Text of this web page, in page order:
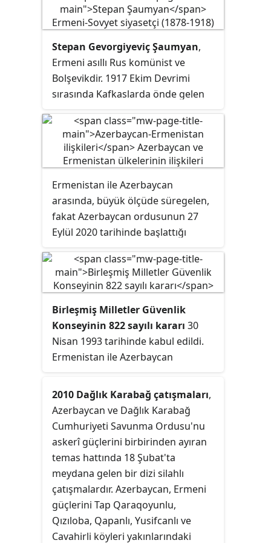
Stepan Gevorgiyeviç Şaumyan,
Ermeni asıllı Rus komünist ve
Bolşevikdir. 1917 Ekim Devrimi
sırasında Kafkaslarda önde gelen
Ermenistan ile Azerbaycan
arasında, büyük ölçüde süregelen,
fakat Azerbaycan ordusunun 27
Eylül 2020 tarihinde başlattığı
Dağlık Karabağ sorunu nedeniyle
diplomatik bir ilişki yoktur. Komşu
halklar, 1918-1921 yılları arasında,
çökmüş Rus İmparatorluğu'ndan
Ermenistan Demokratik
Cumhuriyeti ve Azerbaycan
Demokratik Cumhuriyeti olarak
sırasında resmi hükûmet ilişkilerine
sahiptiler; bu ilişkiler Rus
Devrimi'nden sonra Sovyetler Birliği
tarafından işgal edilip ilhak edilene
kadar vardı. Geçen yüzyılda ülkeler
tarafından yürütülen bir savaş
nedeniyle -biri 1918'den 1921'e,
diğeri 1988'den 1994'e kadar- iki
ülke gergin ilişkilere sahipti.
Birleşmiş Milletler Güvenlik
Konseyinin 822 sayılı kararı 30
Nisan 1993 tarihinde kabul edildi.
Ermenistan ile Azerbaycan
ardından silahlı çatışmaların
artmasıyla bölgedeki insani
durumun kötüleşmesi konusundaki
endişelerini dile getiren Konsey,
düşmanlıkların derhal
durdurulmasını ve başta Kelbecer
bölgesi olmak üzere Dağlık
Karabağ'dan Ermeni işgal
güçlerinin derhal geri çekilmesini
talep etti.
2010 Dağlık Karabağ çatışmaları,
Azerbaycan ve Dağlık Karabağ
Cumhuriyeti Savunma Ordusu'nu
askerî güçlerini birbirinden ayıran
temas hattında 18 Şubat'ta
meydana gelen bir dizi silahlı
çatışmalardır. Azerbaycan, Ermeni
güçlerini Tap Qaraqoyunlu,
Qızıloba, Qapanlı, Yusifcanlı ve
Cavahirli köyleri yakınlarındaki